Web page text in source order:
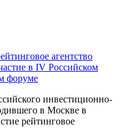
агентство
в IV Российском
форуме
инвестиционно-
в Москве в
рейтинговое